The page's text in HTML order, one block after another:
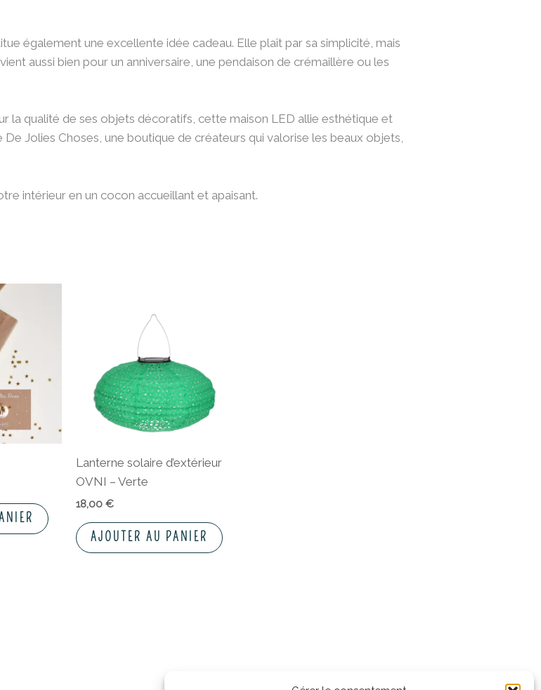
également une excellente idée cadeau. Elle plaît par sa simplicité, mais
aussi bien pour un anniversaire, une pendaison de crémaillère ou les
la qualité de ses objets décoratifs, cette maison LED allie esthétique et
De Jolies Choses, une boutique de créateurs qui valorise les beaux objets,
intérieur en un cocon accueillant et apaisant.
Lanterne solaire d’extérieur
OVNI – Verte
18,00 €
AJOUTER AU PANIER